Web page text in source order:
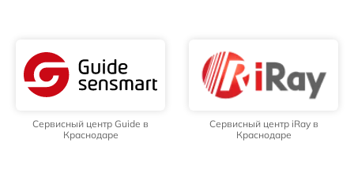
Сервисный центр Guide в
Краснодаре
Сервисный центр iRay в
Краснодаре